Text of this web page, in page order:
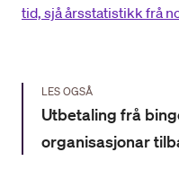
tid, sjå årsstatistikk frå
LES OGSÅ
Utbetaling frå
organisasjonar